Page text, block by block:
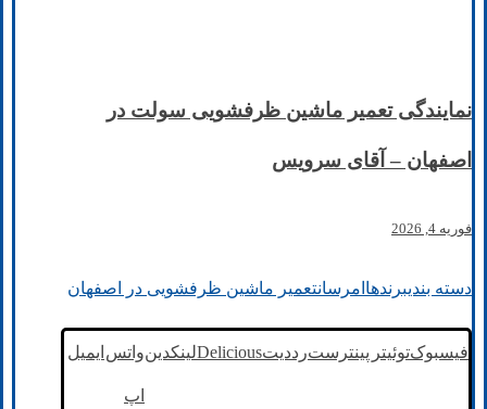
نمایندگی تعمیر ماشین ظرفشویی سولت در
اصفهان – آقای سرویس
فوریه 4, 2026
دسته بندیبرند‌ها امرسانتعمیر ماشین ظرفشویی در اصفهان
فیسبوکتوئیتر پینترسترددیتDeliciousلینکدینواتس
اپ
ایمیل